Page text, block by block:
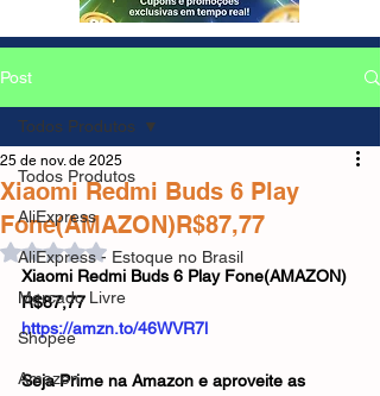
Post
Todos Produtos
AliExpress
AliExpress - Estoque no Brasil
Mercado Livre
Shopee
Amazon
Todos Produtos
Xiaomi Redmi Buds 6 Play
Fone(AMAZON)R$87,77
25 de nov. de 2025
Avaliado com NaN de 5 estrelas.
Xiaomi Redmi Buds 6 Play Fone(AMAZON)
R$87,77
https://amzn.to/46WVR7l
Seja Prime na Amazon e aproveite as